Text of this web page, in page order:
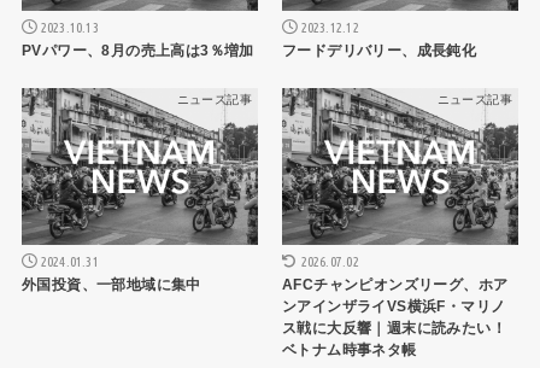
2023.10.13
PVパワー、8月の売上高は3％増加
2023.12.12
フードデリバリー、成長鈍化
ニュース記事
2024.01.31
外国投資、一部地域に集中
ニュース記事
2026.07.02
AFCチャンピオンズリーグ、ホア
ンアインザライVS横浜F・マリノ
ス戦に大反響｜週末に読みたい！
ベトナム時事ネタ帳